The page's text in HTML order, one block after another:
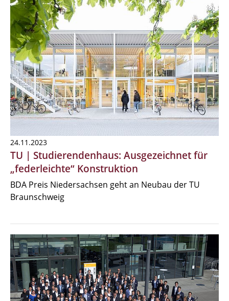
24.11.2023
TU | Studierendenhaus: Ausgezeichnet für
„federleichte“ Konstruktion
BDA Preis Niedersachsen geht an Neubau der TU
Braunschweig